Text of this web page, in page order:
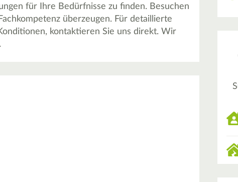
für Ihre Bedürfnisse zu finden. Besuchen
überzeugen. Für detaillierte
kontaktieren Sie uns direkt. Wir